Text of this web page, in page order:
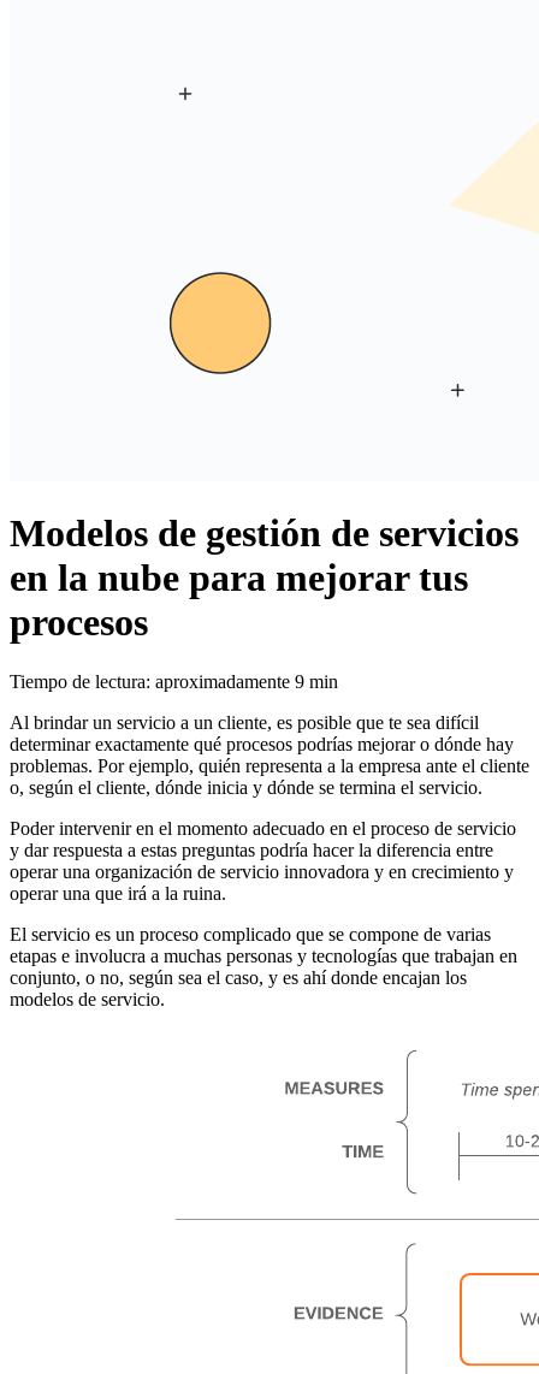
Modelos de gestión de servicios
en la nube para mejorar tus
procesos
Tiempo de lectura: aproximadamente 9 min
Al brindar un servicio a un cliente, es posible que te sea difícil
determinar exactamente qué procesos podrías mejorar o dónde hay
problemas. Por ejemplo, quién representa a la empresa ante el cliente
o, según el cliente, dónde inicia y dónde se termina el servicio.
Poder intervenir en el momento adecuado en el proceso de servicio
y dar respuesta a estas preguntas podría hacer la diferencia entre
operar una organización de servicio innovadora y en crecimiento y
operar una que irá a la ruina.
El servicio es un proceso complicado que se compone de varias
etapas e involucra a muchas personas y tecnologías que trabajan en
conjunto, o no, según sea el caso, y es ahí donde encajan los
modelos de servicio.